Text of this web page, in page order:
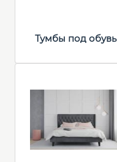
Тумбы под обувь